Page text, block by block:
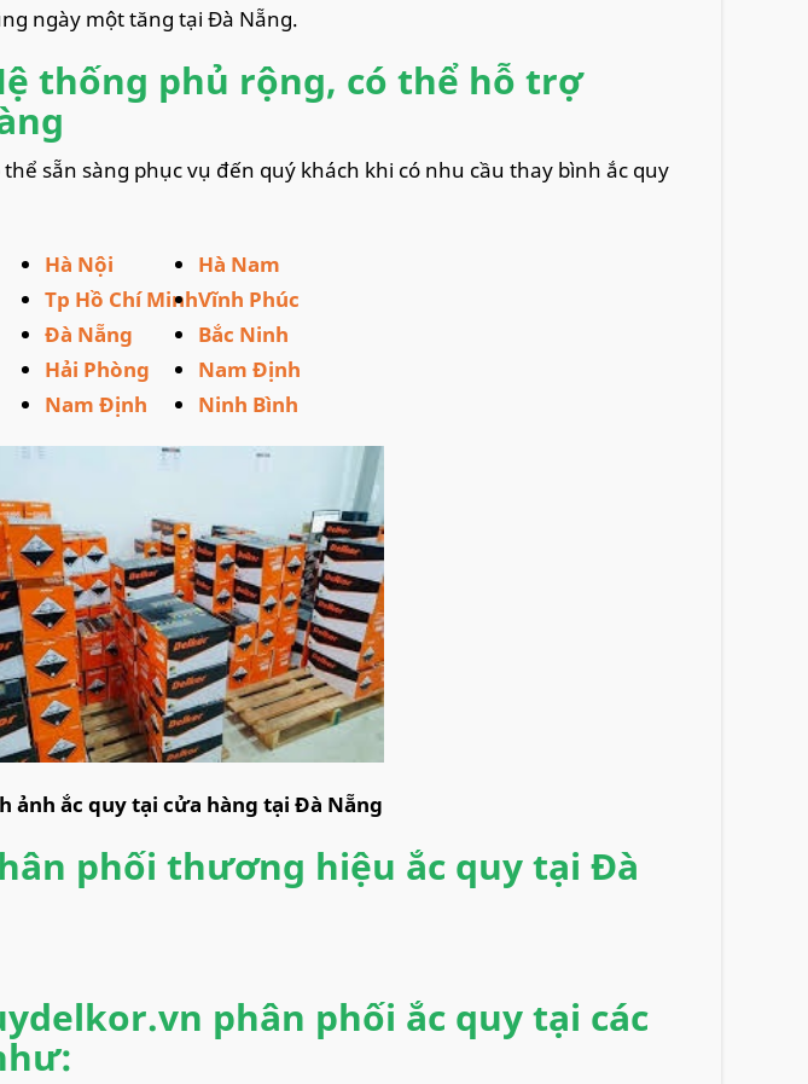
ngày một tăng tại Đà Nẵng.
thống phủ rộng, có thể hỗ trợ
sẵn sàng phục vụ đến quý khách khi có nhu cầu thay bình ắc quy
Hà Nội
Tp Hồ Chí Minh
Đà Nẵng
Hải Phòng
Nam Định
Hà Nam
Vĩnh Phúc
Bắc Ninh
Nam Định
Ninh Bình
ảnh ắc quy tại cửa hàng tại Đà Nẵng
phối thương hiệu ắc quy tại Đà
phân phối ắc quy tại các